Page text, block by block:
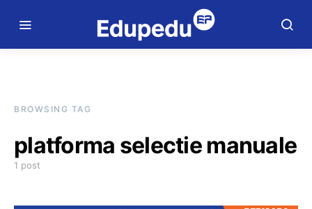
BROWSING TAG
platforma selectie manuale
1 post